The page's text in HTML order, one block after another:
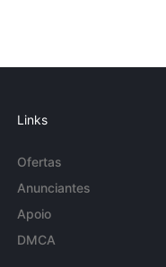
Links
Ofertas
Anunciantes
Apoio
DMCA